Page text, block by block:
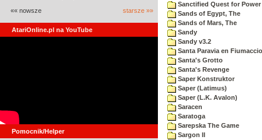
«« nowsze starsze »»
AtariOnline.pl na YouTube
Pomocnik/Helper
Sanctified Quest for Power
Sands of Egypt, The
Sands of Mars, The
Sandy
Sandy v3.2
Santa Paravia en Fiumaccio
Santa's Grotto
Santa's Revenge
Saper Konstruktor
Saper (Latimus)
Saper (L.K. Avalon)
Saracen
Saratoga
Sarepska The Game
Sargon II